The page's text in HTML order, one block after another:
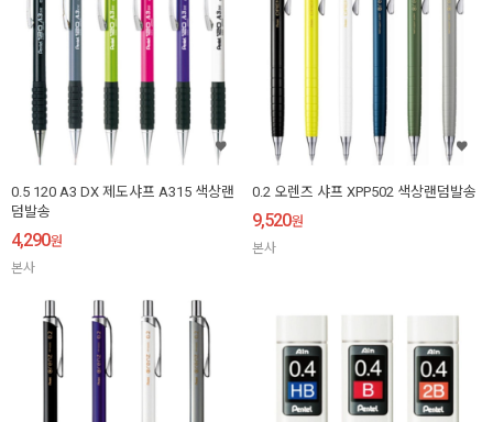
0.5 120 A3 DX 제도샤프 A315 색상랜
덤발송
4,290원
본사
0.2 오렌즈 샤프 XPP502 색상랜덤발송
9,520원
본사